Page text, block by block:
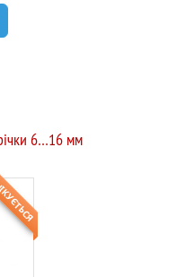
6…16 мм